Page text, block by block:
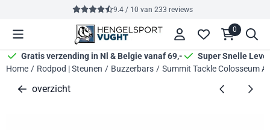
Cookievoorkeuren zijn momenteel gesloten.
9.4 / 10 van 233 reviews
0
Gratis verzending in Nl & Belgie vanaf 69,-
Super Snelle
Home / Rodpod | Steunen / Buzzerbars / Summit Tackle Colosseum
overzicht